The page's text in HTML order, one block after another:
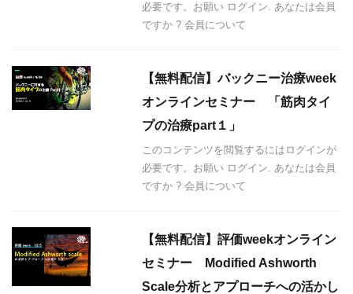
必要です。お願い ログイン. あなたは会員
ですか ? 会員について
【無料配信】バックニー治療week
オンラインセミナー 「筋肉タイ
プの治療part１」
このコンテンツを閲覧するにはログインが
必要です。お願い ログイン. あなたは会員
ですか ? 会員について
【無料配信】評価weekオンライン
セミナー Modified Ashworth
Scale分析とアプローチへの活かし